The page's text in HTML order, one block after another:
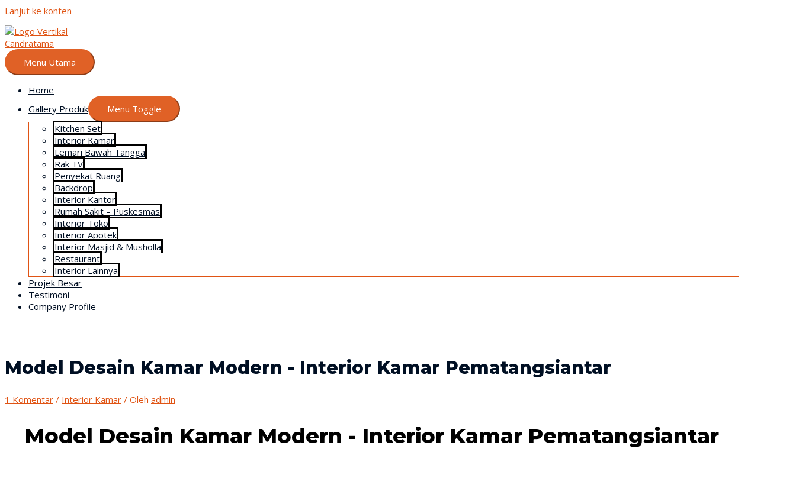
Lanjut ke konten
Menu Utama
Home
Gallery Produk
Menu Toggle
Kitchen Set
Interior Kamar
Lemari Bawah Tangga
Rak TV
Penyekat Ruang
Backdrop
Interior Kantor
Rumah Sakit – Puskesmas
Interior Toko
Interior Apotek
Interior Masjid & Musholla
Restaurant
Interior Lainnya
Projek Besar
Testimoni
Company Profile
Model Desain Kamar Modern - Interior Kamar Pematangsiantar
1 Komentar / Interior Kamar / Oleh admin
Model Desain Kamar Modern - Interior Kamar Pematangsiantar